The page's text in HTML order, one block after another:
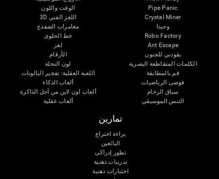
Pipe Panic
Crystal Miner
وحيدا
Robo Factory
Ant Escape
يقودني للجنون
الكلمات المتقاطعة البصرية
قم بالمطابقة
فوضى الرياضيات
سباق الرخام
التنس الموسيقي
الوقت واللون
اللغز الفني 3D
مغامرات الضفدع
خط الحلوى
لغز
الأرقام
لون النحلة
اللعبة العقلية: تفجير البالونات
ألعاب الذكاء
ألعاب اون لاين من آجل الذاكرة
ألعاب عقلية
تمارين
براءة اختراع
البائعين
تطور إدراكى
تدريبات ذهنية
اختبارات ذهنية